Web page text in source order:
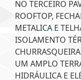
NO TERCEIRO
ROOFTOP,
METALICA E
ISOLAMENTO
UM AMPLO
HIDRÁULICA E